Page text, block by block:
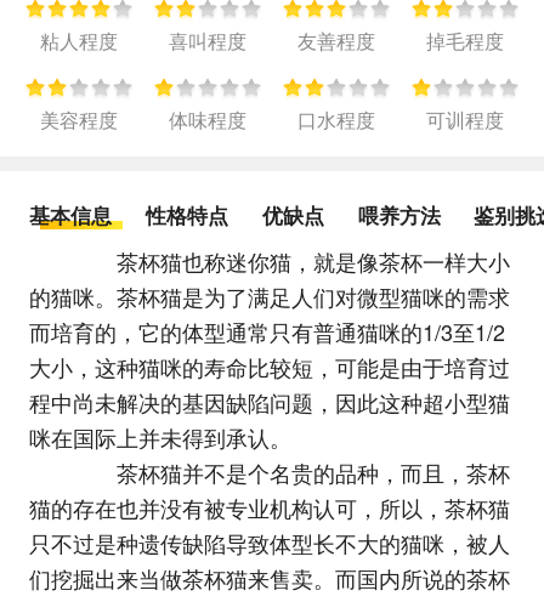
粘人程度 喜叫程度 友善程度 掉毛程度
美容程度 体味程度 口水程度 可训程度
基本信息 性格特点 优缺点 喂养方法 鉴别挑
茶杯猫也称迷你猫，就是像茶杯一样大小
的猫咪。茶杯猫是为了满足人们对微型猫咪的需求
而培育的，它的体型通常只有普通猫咪的1/3至1/2
大小，这种猫咪的寿命比较短，可能是由于培育过
程中尚未解决的基因缺陷问题，因此这种超小型猫
咪在国际上并未得到承认。
茶杯猫并不是个名贵的品种，而且，茶杯
猫的存在也并没有被专业机构认可，所以，茶杯猫
只不过是种遗传缺陷导致体型长不大的猫咪，被人
们挖掘出来当做茶杯猫来售卖。而国内所说的茶杯